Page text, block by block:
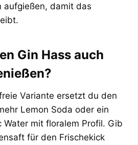
aufgießen, damit das
Gin Hass auch
Variante ersetzt du den
Lemon Soda oder ein
Water mit floralem Profil. Gib
für den Frischekick